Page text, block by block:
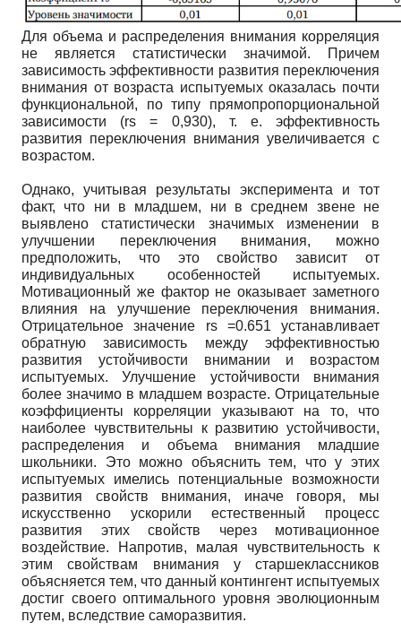
Для объема и распределения внимания корреляция
не является статистически значимой. Причем
зависимость эффективности развития переключения
внимания от возраста испытуемых оказалась почти
функциональной, по типу прямопропорциональной
зависимости (rs = 0,930), т. е. эффективность
развития переключения внимания увеличивается с
возрастом.
Однако, учитывая результаты эксперимента и тот
факт, что ни в младшем, ни в среднем звене не
выявлено статистически значимых изменении в
улучшении переключения внимания, можно
предположить, что это свойство зависит от
индивидуальных особенностей испытуемых.
Мотивационный же фактор не оказывает заметного
влияния на улучшение переключения внимания.
Отрицательное значение rs =0.651 устанавливает
обратную зависимость между эффективностью
развития устойчивости внимании и возрастом
испытуемых. Улучшение устойчивости внимания
более значимо в младшем возрасте. Отрицательные
коэффициенты корреляции указывают на то, что
наиболее чувствительны к развитию устойчивости,
распределения и объема внимания младшие
школьники. Это можно объяснить тем, что у этих
испытуемых имелись потенциальные возможности
развития свойств внимания, иначе говоря, мы
искусственно ускорили естественный процесс
развития этих свойств через мотивационное
воздействие. Напротив, малая чувствительность к
этим свойствам внимания у старшеклассников
объясняется тем, что данный контингент испытуемых
достиг своего оптимального уровня эволюционным
путем, вследствие саморазвития.